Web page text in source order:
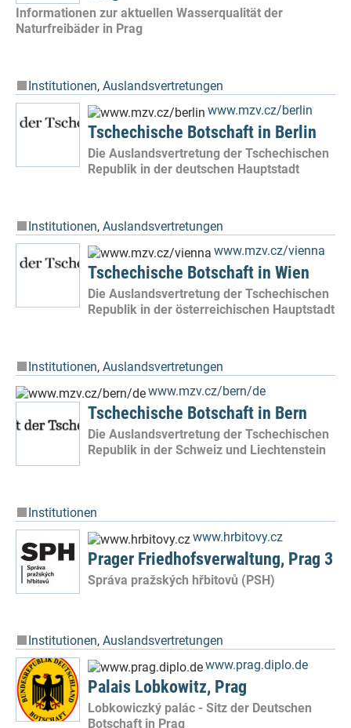
Informationen zur aktuellen Wasserqualität der
Naturfreibäder in Prag
Institutionen Auslandsvertretungen
www.mzv.cz/berlin
Tschechische Botschaft in Berlin
Die Auslandsvertretung der Tschechischen
Republik in der deutschen Hauptstadt
Institutionen Auslandsvertretungen
www.mzv.cz/vienna
Tschechische Botschaft in Wien
Die Auslandsvertretung der Tschechischen
Republik in der österreichischen Hauptstadt
Institutionen Auslandsvertretungen
www.mzv.cz/bern/de
Tschechische Botschaft in Bern
Die Auslandsvertretung der Tschechischen
Republik in der Schweiz und Liechtenstein
Institutionen
www.hrbitovy.cz
Prager Friedhofsverwaltung, Prag 3
Správa pražských hřbitovů (PSH)
Institutionen Auslandsvertretungen
www.prag.diplo.de
Palais Lobkowitz, Prag
Lobkowiczký palác - Sitz der Deutschen
Botschaft in Prag